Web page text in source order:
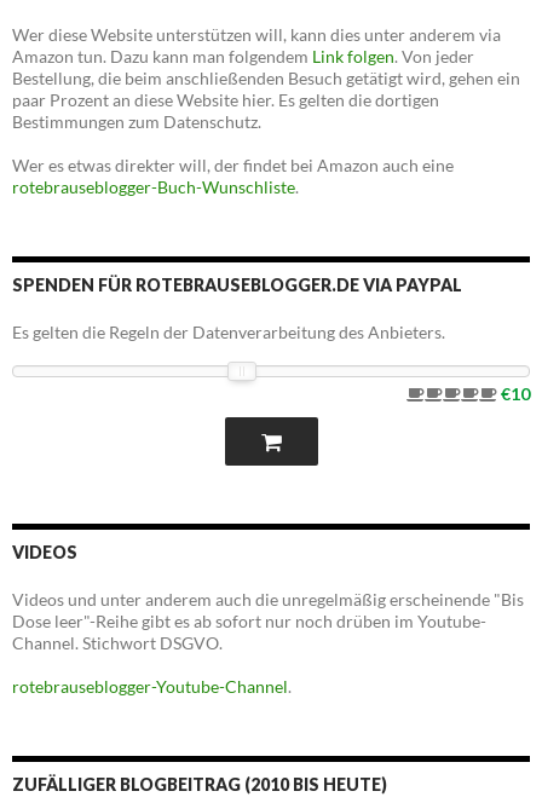
Wer diese Website unterstützen will, kann dies unter anderem via
Amazon tun. Dazu kann man folgendem Link folgen. Von jeder
Bestellung, die beim anschließenden Besuch getätigt wird, gehen ein
paar Prozent an diese Website hier. Es gelten die dortigen
Bestimmungen zum Datenschutz.
Wer es etwas direkter will, der findet bei Amazon auch eine
rotebrauseblogger-Buch-Wunschliste.
SPENDEN FÜR ROTEBRAUSEBLOGGER.DE VIA PAYPAL
Es gelten die Regeln der Datenverarbeitung des Anbieters.
€10
VIDEOS
Videos und unter anderem auch die unregelmäßig erscheinende "Bis
Dose leer"-Reihe gibt es ab sofort nur noch drüben im Youtube-
Channel. Stichwort DSGVO.
rotebrauseblogger-Youtube-Channel.
ZUFÄLLIGER BLOGBEITRAG (2010 BIS HEUTE)